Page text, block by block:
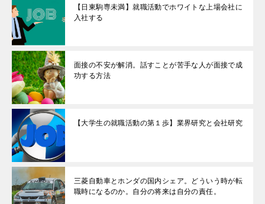
【日東駒専未満】就職活動でホワイトな上場会社に
入社する
面接の不安が解消。話すことが苦手な人が面接で成
功する方法
【大学生の就職活動の第１歩】業界研究と会社研究
三菱自動車とホンダの国内シェア。どういう時が転
職時になるのか。自分の将来は自分の責任。